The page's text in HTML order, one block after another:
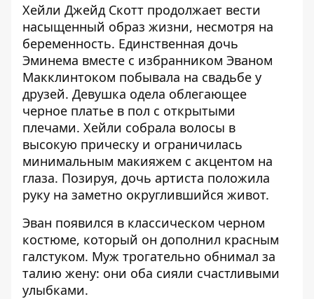
Хейли Джейд Скотт продолжает вести
насыщенный образ жизни, несмотря на
беременность. Единственная дочь
Эминема вместе с избранником Эваном
Макклинтоком побывала на свадьбе у
друзей. Девушка одела облегающее
черное платье в пол с открытыми
плечами. Хейли собрала волосы в
высокую прическу и ограничилась
минимальным макияжем с акцентом на
глаза. Позируя, дочь артиста положила
руку на заметно округлившийся живот.
Эван появился в классическом черном
костюме, который он дополнил красным
галстуком. Муж трогательно обнимал за
талию жену: они оба сияли счастливыми
улыбками.